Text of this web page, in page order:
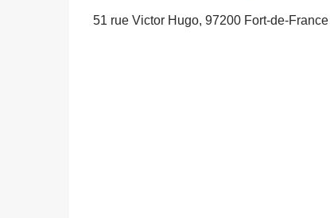
51 rue Victor Hugo, 97200 Fort-de-France